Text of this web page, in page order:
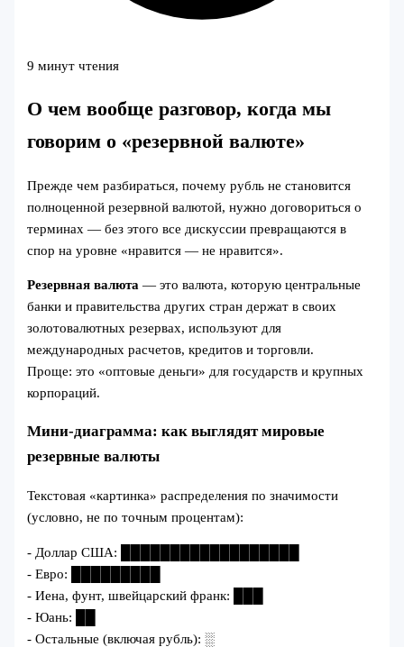
9 минут чтения
О чем вообще разговор, когда мы
говорим о «резервной валюте»
Прежде чем разбираться, почему рубль не становится
полноценной резервной валютой, нужно договориться о
терминах — без этого все дискуссии превращаются в
спор на уровне «нравится — не нравится».
Резервная валюта — это валюта, которую центральные
банки и правительства других стран держат в своих
золотовалютных резервах, используют для
международных расчетов, кредитов и торговли.
Проще: это «оптовые деньги» для государств и крупных
корпораций.
Мини-диаграмма: как выглядят мировые
резервные валюты
Текстовая «картинка» распределения по значимости
(условно, не по точным процентам):
- Доллар США: ██████████████████
- Евро: █████████
- Иена, фунт, швейцарский франк: ███
- Юань: ██
- Остальные (включая рубль): ░